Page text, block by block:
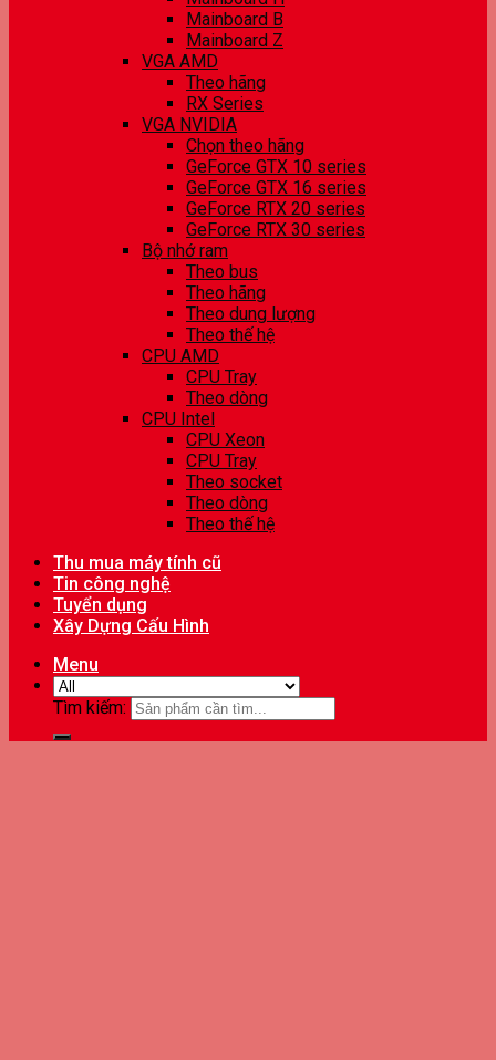
Mainboard B
Mainboard Z
VGA AMD
Theo hãng
RX Series
VGA NVIDIA
Chọn theo hãng
GeForce GTX 10 series
GeForce GTX 16 series
GeForce RTX 20 series
GeForce RTX 30 series
Bộ nhớ ram
Theo bus
Theo hãng
Theo dung lượng
Theo thế hệ
CPU AMD
CPU Tray
Theo dòng
CPU Intel
CPU Xeon
CPU Tray
Theo socket
Theo dòng
Theo thế hệ
Thu mua máy tính cũ
Tin công nghệ
Tuyển dụng
Xây Dựng Cấu Hình
Menu
Tìm kiếm: